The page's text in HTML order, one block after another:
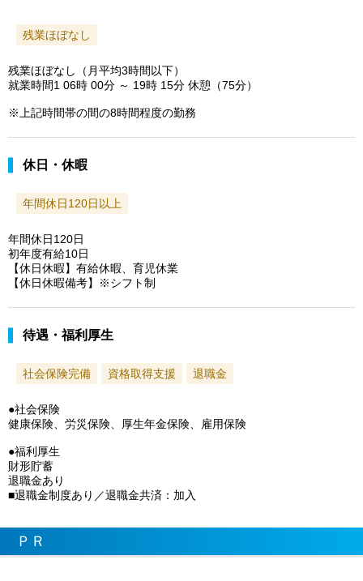
残業ほぼなし
残業ほぼなし（月平均3時間以下）
就業時間1 06時 00分 ～ 19時 15分 休憩（75分）
※上記時間帯の間の8時間程度の勤務
休日・休暇
年間休日120日以上
年間休日120日
初年度有給10日
【休日休暇】有給休暇、育児休業
【休日休暇備考】※シフト制
待遇・福利厚生
社会保険完備 資格取得支援 退職金
●社会保険
健康保険、労災保険、厚生年金保険、雇用保険
●福利厚生
財形貯蓄
退職金あり
■退職金制度あり／退職金共済：加入
ＰＲ